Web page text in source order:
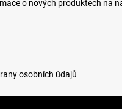
o nových produktech na
osobních údajů